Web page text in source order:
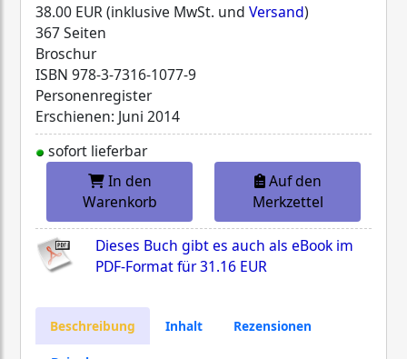
38.00 EUR (inklusive MwSt. und Versand)
367 Seiten
Broschur
ISBN 978-3-7316-1077-9
Personenregister
Erschienen: Juni 2014
sofort lieferbar
In den
Warenkorb
Auf den
Merkzettel
Dieses Buch gibt es auch als eBook im
PDF-Format für31.16 EUR
Beschreibung Inhalt Rezensionen